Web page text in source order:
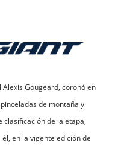
Gougeard, coronó en
de montaña y
clasificación de la etapa,
en la vigente edición de